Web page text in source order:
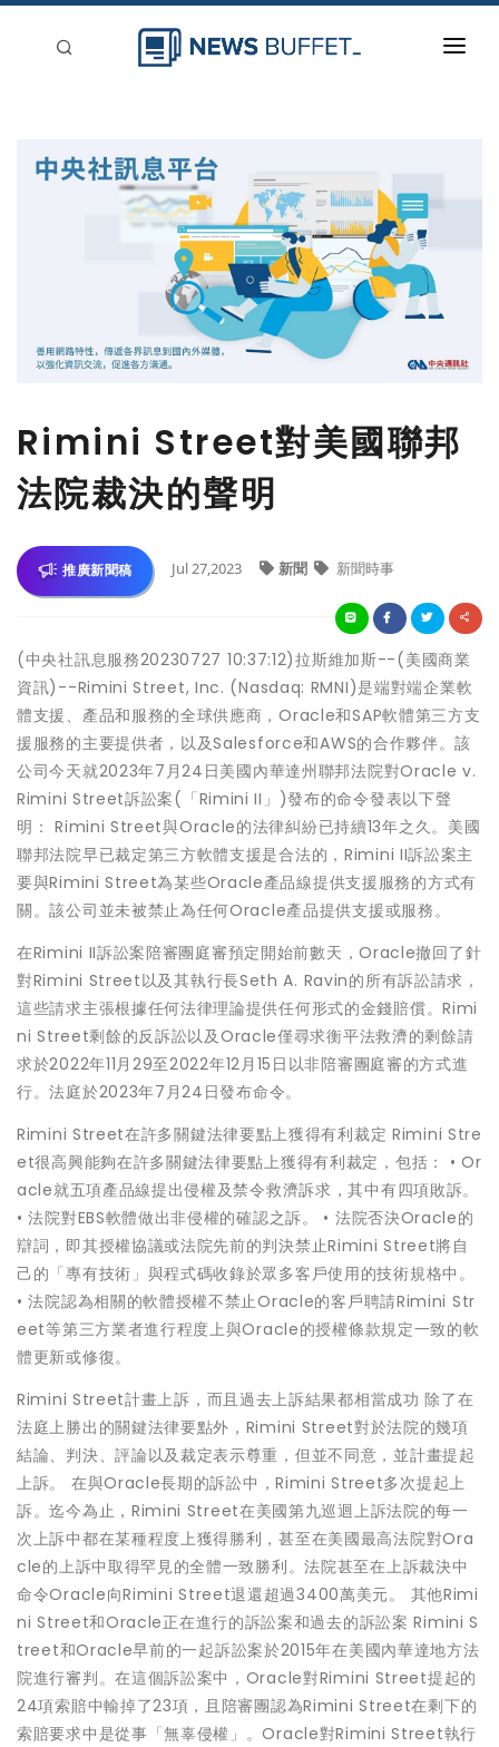
Rimini Street對美國聯邦
法院裁決的聲明
推廣新聞稿 Jul 27,2023 新聞 新聞時事
(中央社訊息服務20230727 10:37:12)拉斯維加斯--(美國商業
資訊)--Rimini Street, Inc. (Nasdaq: RMNI)是端對端企業軟
體支援、產品和服務的全球供應商，Oracle和SAP軟體第三方支
援服務的主要提供者，以及Salesforce和AWS的合作夥伴。該
公司今天就2023年7月24日美國內華達州聯邦法院對Oracle v.
Rimini Street訴訟案(「Rimini II」)發布的命令發表以下聲
明： Rimini Street與Oracle的法律糾紛已持續13年之久。美國
聯邦法院早已裁定第三方軟體支援是合法的，Rimini II訴訟案主
要與Rimini Street為某些Oracle產品線提供支援服務的方式有
關。該公司並未被禁止為任何Oracle產品提供支援或服務。
在Rimini II訴訟案陪審團庭審預定開始前數天，Oracle撤回了針
對Rimini Street以及其執行長Seth A. Ravin的所有訴訟請求，
這些請求主張根據任何法律理論提供任何形式的金錢賠償。Rimi
ni Street剩餘的反訴訟以及Oracle僅尋求衡平法救濟的剩餘請
求於2022年11月29至2022年12月15日以非陪審團庭審的方式進
行。法庭於2023年7月24日發布命令。
Rimini Street在許多關鍵法律要點上獲得有利裁定 Rimini Stre
et很高興能夠在許多關鍵法律要點上獲得有利裁定，包括： • Or
acle就五項產品線提出侵權及禁令救濟訴求，其中有四項敗訴。
• 法院對EBS軟體做出非侵權的確認之訴。 • 法院否決Oracle的
辯詞，即其授權協議或法院先前的判決禁止Rimini Street將自
己的「專有技術」與程式碼收錄於眾多客戶使用的技術規格中。
• 法院認為相關的軟體授權不禁止Oracle的客戶聘請Rimini Str
eet等第三方業者進行程度上與Oracle的授權條款規定一致的軟
體更新或修復。
Rimini Street計畫上訴，而且過去上訴結果都相當成功 除了在
法庭上勝出的關鍵法律要點外，Rimini Street對於法院的幾項
結論、判決、評論以及裁定表示尊重，但並不同意，並計畫提起
上訴。 在與Oracle長期的訴訟中，Rimini Street多次提起上
訴。迄今為止，Rimini Street在美國第九巡迴上訴法院的每一
次上訴中都在某種程度上獲得勝利，甚至在美國最高法院對Ora
cle的上訴中取得罕見的全體一致勝利。法院甚至在上訴裁決中
命令Oracle向Rimini Street退還超過3400萬美元。 其他Rimi
ni Street和Oracle正在進行的訴訟案和過去的訴訟案 Rimini S
treet和Oracle早前的一起訴訟案於2015年在美國內華達地方法
院進行審判。在這個訴訟案中，Oracle對Rimini Street提起的
24項索賠中輸掉了23項，且陪審團認為Rimini Street在剩下的
索賠要求中是從事「無辜侵權」。Oracle對Rimini Street執行